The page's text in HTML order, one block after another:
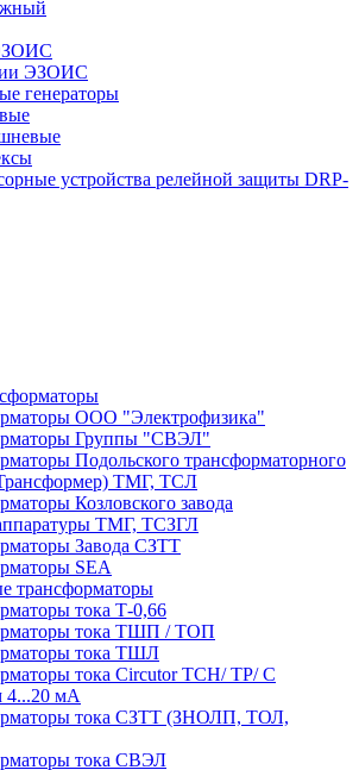
ЭЗОИС
генераторы
устройства релейной защиты DRP-
ООО "Электрофизика"
Группы "СВЭЛ"
Подольского трансформаторного
ТМГ, ТСЛ
Козловского завода
ТМГ, ТСЗГЛ
Завода СЗТТ
SEA
трансформаторы
тока Т-0,66
тока ТШП / ТОП
тока ТШЛ
тока Circutor TCH/ TP/ С
4...20 мА
тока СЗТТ (ЗНОЛП, ТОЛ,
тока СВЭЛ